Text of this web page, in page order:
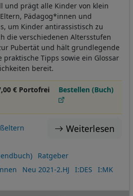
und prägt alle Kinder von klein
Pädagog*innen und
um Kinder antirassistisch zu
die verschiedenen Altersstufen
Pubertät und hält grundlegende
Tipps sowie ein Glossar
bereit.
€ Portofrei Bestellen (Buch)
Weiterlesen
Ratgeber
Neu 2021-2.HJ I:DES I:MK